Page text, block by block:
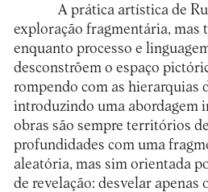
A prática artística de
exploração fragmentária, mas
enquanto processo e
desconstrõem o espaço
rompendo com as hierarquias
introduzindo uma abordagem
obras são sempre territórios
profundidades com uma
aleatória, mas sim orientada
de revelação: desvelar apenas